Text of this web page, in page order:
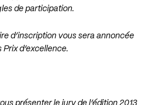
de participation.
d’inscription vous sera annoncée
d’excellence.
présenter le jury de l’édition 2013